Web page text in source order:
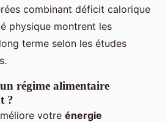
combinant déficit calorique
physique montrent les
terme selon les études
régime alimentaire
?
votre énergie